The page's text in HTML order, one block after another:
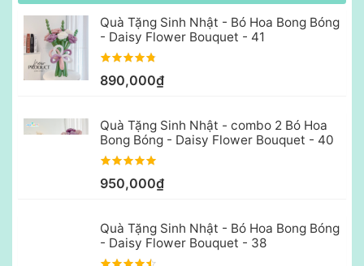
Quà Tặng Sinh Nhật - Bó Hoa Bong Bóng
- Daisy Flower Bouquet - 41
890,000₫
Quà Tặng Sinh Nhật - combo 2 Bó Hoa
Bong Bóng - Daisy Flower Bouquet - 40
950,000₫
Quà Tặng Sinh Nhật - Bó Hoa Bong Bóng
- Daisy Flower Bouquet - 38